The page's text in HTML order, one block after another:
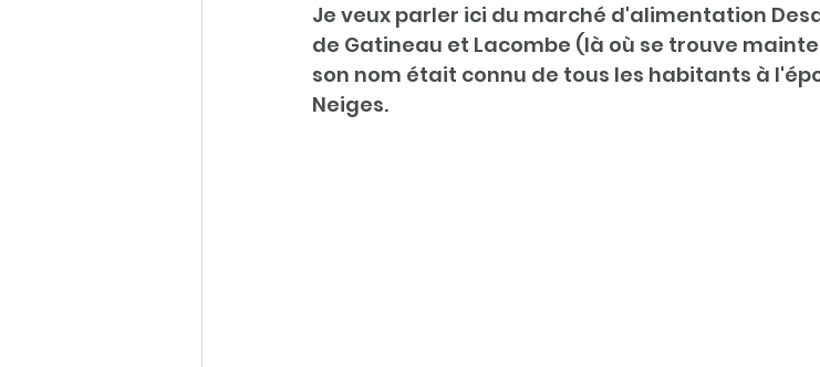
Je veux parler ici du marché d'alimentation
de Gatineau et Lacombe (là où se trouve
son nom était connu de tous les habitants à
Neiges.